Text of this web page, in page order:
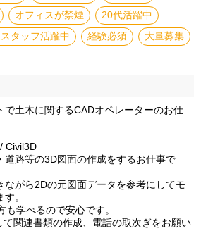
オフィスが禁煙
20代活躍中
タッフ活躍中 経験必須 大量募集
で土木に関するCADオペレーターのお仕
Civil3D
道路等の3D図面の作成をするお仕事で
ながら2Dの元図面データを参考にしてモ
。
学べるので安心です。
関連書類の作成、電話の取次ぎをお願い